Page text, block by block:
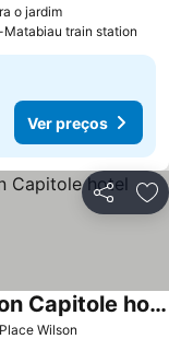
o jardim
Matabiau train station
Ver preços
Partilhar
Wilson
Mercure Toulouse Centre Wilson Capitole hotel